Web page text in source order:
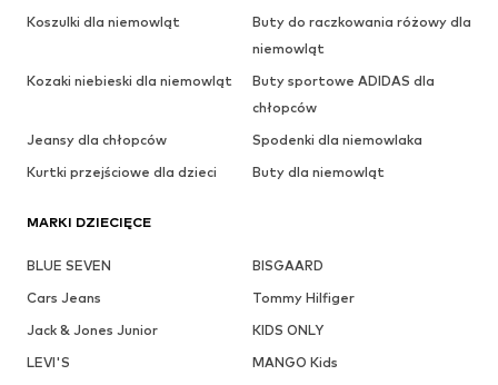
Koszulki dla niemowląt
Buty do raczkowania różowy dla
niemowląt
Kozaki niebieski dla niemowląt
Buty sportowe ADIDAS dla
chłopców
Jeansy dla chłopców
Spodenki dla niemowlaka
Kurtki przejściowe dla dzieci
Buty dla niemowląt
MARKI DZIECIĘCE
BLUE SEVEN
BISGAARD
Cars Jeans
Tommy Hilfiger
Jack & Jones Junior
KIDS ONLY
LEVI'S
MANGO Kids